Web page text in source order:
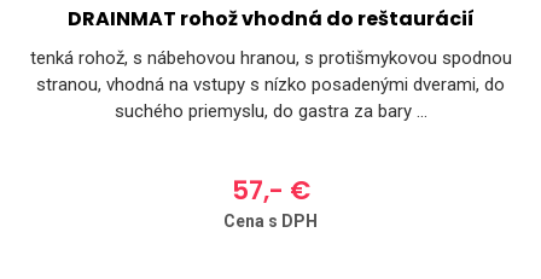
DRAINMAT rohož vhodná do reštaurácií
tenká rohož, s nábehovou hranou, s protišmykovou spodnou
stranou, vhodná na vstupy s nízko posadenými dverami, do
suchého priemyslu, do gastra za bary ...
57,- €
Cena s DPH